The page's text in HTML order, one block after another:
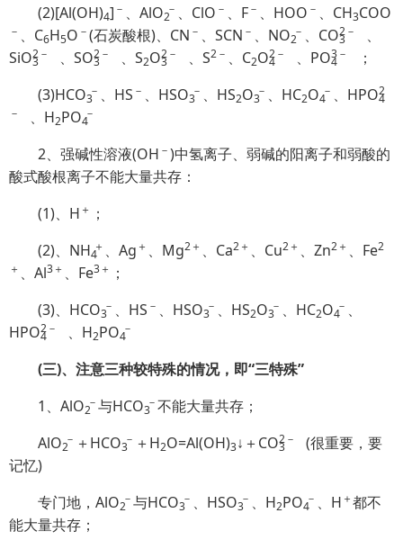
(2)[Al(OH)4] － 、AlO2 、ClO － 、F－ 、HOO － 、CH3COO
－ 、C6H5O －(石炭酸根)、CN － 、SCN － 、NO2 、CO3
2－
、
SiO3
2－ 、SO3
2－ 、S2O3
2－ 、S2－ 、C2O4
2－ 、PO4
3－
；
(3)HCO3 、HS － 、HSO3 、HS2O3 、HC2O4 、HPO4
2
－
、H2PO4
2、强碱性溶液(OH －)中氢离子、弱碱的阳离子和弱酸的
酸式酸根离子不能大量共存：
(1)、H ＋ ；
(2)、 NH4 、Ag ＋ 、Mg2＋ 、Ca2＋ 、Cu2＋ 、Zn2＋ 、Fe2
＋ 、Al3＋ 、Fe3＋ ；
(3)、HCO3 、HS － 、HSO3 、HS2O3 、HC2O4
、
HPO4
2－ 、H2PO4
(三)、注意三种较特殊的情况，即“三特殊”
1、AlO2 与HCO3
不能大量共存；
AlO2 ＋HCO3 ＋H2O=Al(OH)3↓＋CO3
2－
(很重要，要
记忆)
专门地，AlO2 与HCO3 、HSO3 、H2PO4 、H ＋都不
能大量共存；